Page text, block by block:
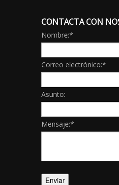
CONTACTA CON
Nombre:*
Correo electrónico:*
Asunto:
Mensaje:*